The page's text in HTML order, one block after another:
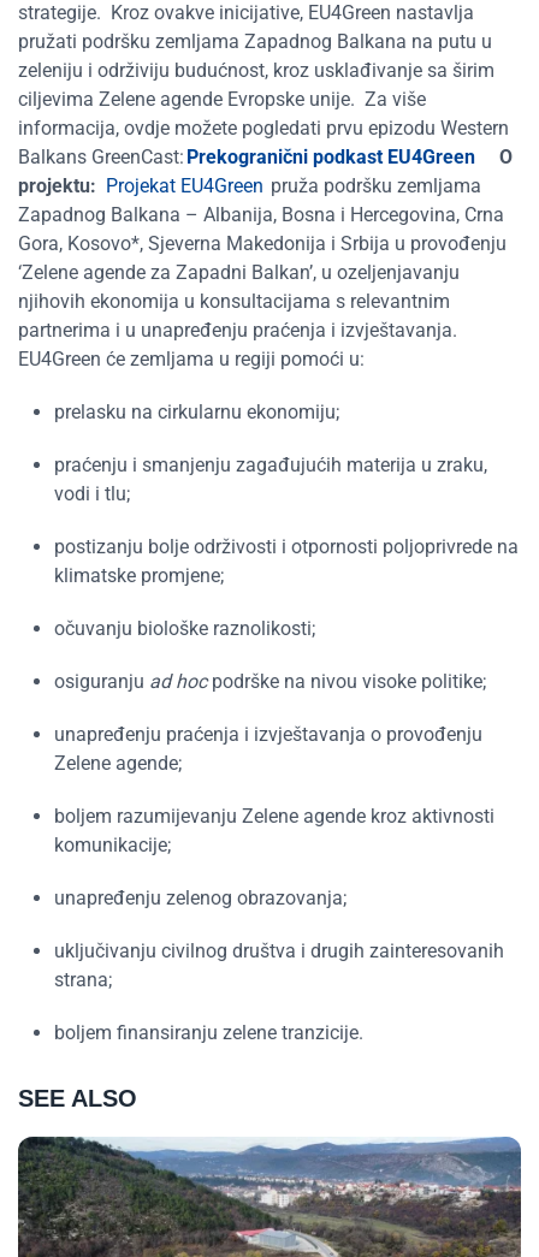
strategije. Kroz ovakve inicijative, EU4Green nastavlja
pružati podršku zemljama Zapadnog Balkana na putu u
zeleniju i održiviju budućnost, kroz usklađivanje sa širim
ciljevima Zelene agende Evropske unije. Za više
informacija, ovdje možete pogledati prvu epizodu Western
Balkans GreenCast: Prekogranični podkast EU4Green
O
projektu: Projekat EU4Green pruža podršku zemljama
Zapadnog Balkana – Albanija, Bosna i Hercegovina, Crna
Gora, Kosovo*, Sjeverna Makedonija i Srbija u provođenju
‘Zelene agende za Zapadni Balkan’, u ozeljenjavanju
njihovih ekonomija u konsultacijama s relevantnim
partnerima i u unapređenju praćenja i izvještavanja.
EU4Green će zemljama u regiji pomoći u:
prelasku na cirkularnu ekonomiju;
praćenju i smanjenju zagađujućih materija u zraku,
vodi i tlu;
postizanju bolje održivosti i otpornosti poljoprivrede na
klimatske promjene;
očuvanju biološke raznolikosti;
osiguranju ad hocpodrške na nivou visoke politike;
unapređenju praćenja i izvještavanja o provođenju
Zelene agende;
boljem razumijevanju Zelene agende kroz aktivnosti
komunikacije;
unapređenju zelenog obrazovanja;
uključivanju civilnog društva i drugih zainteresovanih
strana;
boljem finansiranju zelene tranzicije.
SEE ALSO